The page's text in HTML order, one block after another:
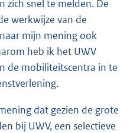
zich snel te melden. De
werkwijze van de
mijn mening ook
heb ik het UWV
de mobiliteitscentra in te
dat gezien de grote
bij UWV, een selectieve